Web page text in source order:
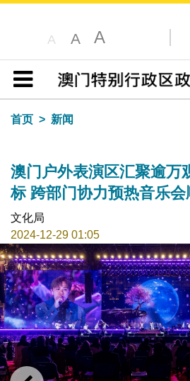
A A A
目录
首页
新闻
澳门户外表演区汇聚逾万
标 跨部门协力预热音乐
文化局
2024-12-29 01:05